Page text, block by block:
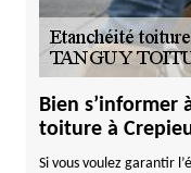
Bien s’informer
toiture à
Si vous voulez garantir